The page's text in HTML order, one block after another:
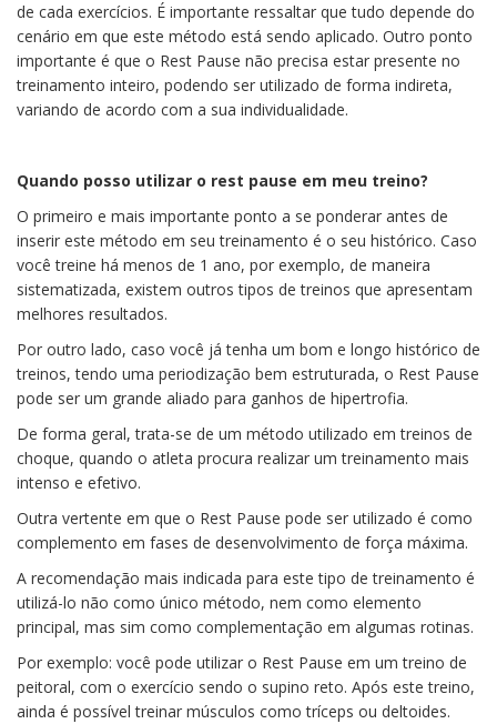
de cada exercícios. É importante ressaltar que tudo depende do
cenário em que este método está sendo aplicado. Outro ponto
importante é que o Rest Pause não precisa estar presente no
treinamento inteiro, podendo ser utilizado de forma indireta,
variando de acordo com a sua individualidade.
Quando posso utilizar o rest pause em meu treino?
O primeiro e mais importante ponto a se ponderar antes de
inserir este método em seu treinamento é o seu histórico. Caso
você treine há menos de 1 ano, por exemplo, de maneira
sistematizada, existem outros tipos de treinos que apresentam
melhores resultados.
Por outro lado, caso você já tenha um bom e longo histórico de
treinos, tendo uma periodização bem estruturada, o Rest Pause
pode ser um grande aliado para ganhos de hipertrofia.
De forma geral, trata-se de um método utilizado em treinos de
choque, quando o atleta procura realizar um treinamento mais
intenso e efetivo.
Outra vertente em que o Rest Pause pode ser utilizado é como
complemento em fases de desenvolvimento de força máxima.
A recomendação mais indicada para este tipo de treinamento é
utilizá-lo não como único método, nem como elemento
principal, mas sim como complementação em algumas rotinas.
Por exemplo: você pode utilizar o Rest Pause em um treino de
peitoral, com o exercício sendo o supino reto. Após este treino,
ainda é possível treinar músculos como tríceps ou deltoides.